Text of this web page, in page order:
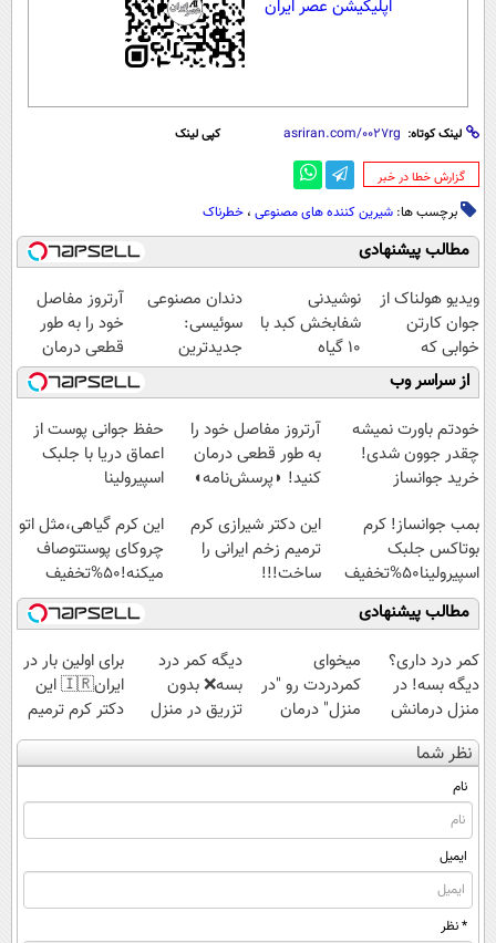
اپلیکیشن عصر ایران
لینک کوتاه: کپی لینک
‌گزارش خطا در خبر
برچسب ها: شیرین کننده های مصنوعی ، خطرناک‌
مطالب پیشنهادی
ویدیو هولناک از
جوان کارتن
خوابی که
میلیاردر شد.
آموزش رایگان
نوشیدنی
شفابخش کبد با
10 گیاه
موثر(تخفیف تا
امشب)
دندان مصنوعی
سوئیسی:
جدیدترین
فناوری اروپا،
سبک و مقاوم |
پرداخت قسطی
آرتروز مفاصل
خود را به طور
قطعی درمان
کنید!
◗پرسش‌نامه◖
از سراسر وب
خودتم باورت نمیشه
چقدر جوون شدی!
خرید جوانساز
ویژه
آرتروز مفاصل خود را
به طور قطعی درمان
کنید! ◗پرسش‌نامه◖
حفظ جوانی پوست از
اعماق دریا با جلبک
اسپیرولینا
بمب جوانساز! کرم
بوتاکس جلبک
اسپیرولینا50%تخفیف
این دکتر شیرازی کرم
ترمیم زخم ایرانی را
ساخت!!!
این کرم گیاهی،مثل اتو
چروکای پوستتوصاف
میکنه!50%تخفیف
مطالب پیشنهادی
کمر درد داری؟
دیگه بسه! در
منزل درمانش
کن
(◀پرسش‌نامه)
میخوای
کمردردت رو "در
منزل" درمان
کنی؟ (◂فیلم +
دیگه کمر درد
بسه❌ بدون
تزریق در منزل
درمانش کن✅
برای اولین بار در
ایران🇮🇷 این
دکتر کرم ترمیم
کننده 23 روزه
نظر شما
نام
ایمیل
* نظر